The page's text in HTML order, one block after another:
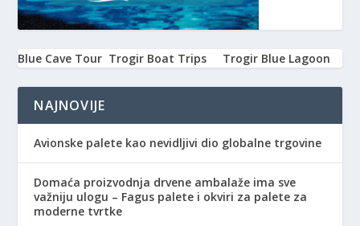
Blue Cave Tour Trogir Boat Trips Trogir Blue Lagoon
NAJNOVIJE
Avionske palete kao nevidljivi dio globalne trgovine
Domaća proizvodnja drvene ambalaže ima sve
važniju ulogu – Fagus palete i okviri za palete za
moderne tvrtke